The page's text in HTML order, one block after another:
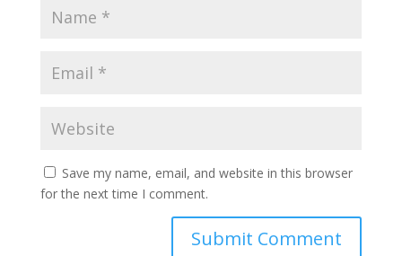
Save my name, email, and website in this browser
for the next time I comment.